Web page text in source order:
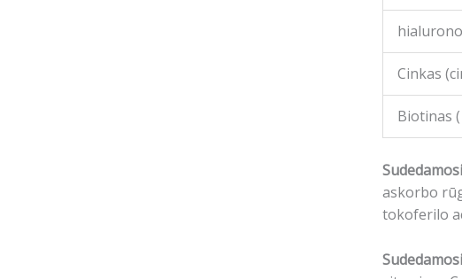
Cinkas
Biotinas
askorbo
tokoferilo